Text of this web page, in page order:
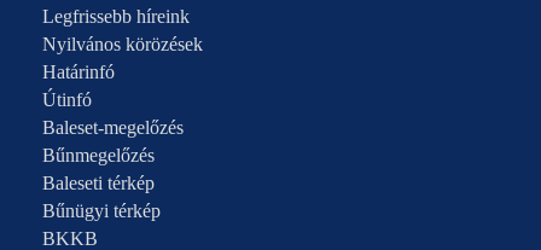
Legfrissebb híreink
Nyilvános körözések
Határinfó
Útinfó
Baleset-megelőzés
Bűnmegelőzés
Baleseti térkép
Bűnügyi térkép
BKKB